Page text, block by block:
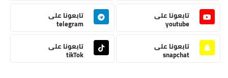
تابعونا على
youtube
تابعونا على
telegram
تابعونا على
snapchat
تابعونا على
tikTok